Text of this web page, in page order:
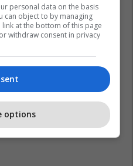
personal data on the basis
can object to by managing
at the bottom of this page
withdraw consent in privacy
options